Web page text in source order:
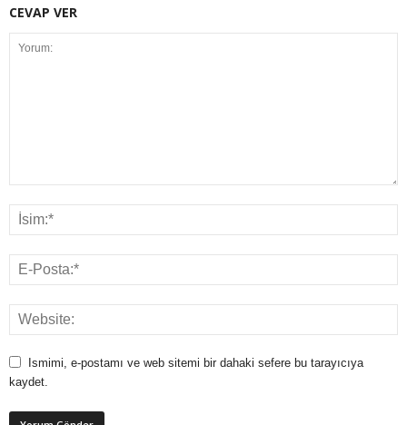
CEVAP VER
Ismimi, e-postamı ve web sitemi bir dahaki sefere bu tarayıcıya
kaydet.